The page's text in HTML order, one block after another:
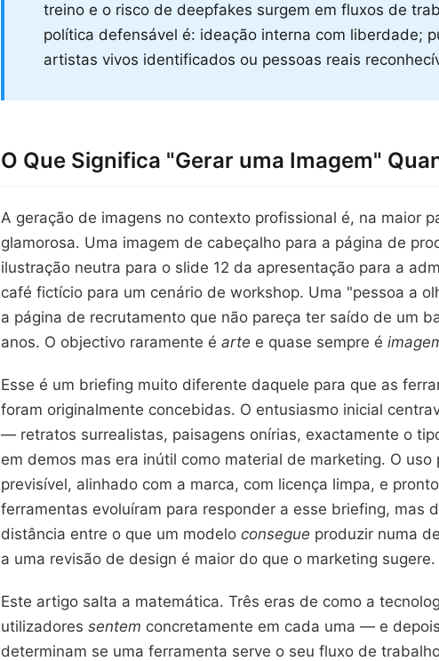
treino e o risco de deepfakes surgem em fluxos de
política defensável é: ideação interna com liberdade;
artistas vivos identificados ou pessoas reais
O Que Significa "Gerar uma Imagem"
A geração de imagens no contexto profissional é, na maior
glamorosa. Uma imagem de cabeçalho para a página de
ilustração neutra para o slide 12 da apresentação para a
café fictício para um cenário de workshop. Uma "pessoa a
a página de recrutamento que não pareça ter saído de um
anos. O objectivo raramente é arte e quase sempre é
Esse é um briefing muito diferente daquele para que as
foram originalmente concebidas. O entusiasmo inicial
— retratos surrealistas, paisagens onírias, exactamente o
em demos mas era inútil como material de marketing. O uso
previsível, alinhado com a marca, com licença limpa, e
ferramentas evoluíram para responder a esse briefing, mas
distância entre o que um modelo consegue produzir numa
a uma revisão de design é maior do que o marketing sugere.
Este artigo salta a matemática. Três eras de como a
utilizadores sentem concretamente em cada uma — e
determinam se uma ferramenta serve o seu fluxo de